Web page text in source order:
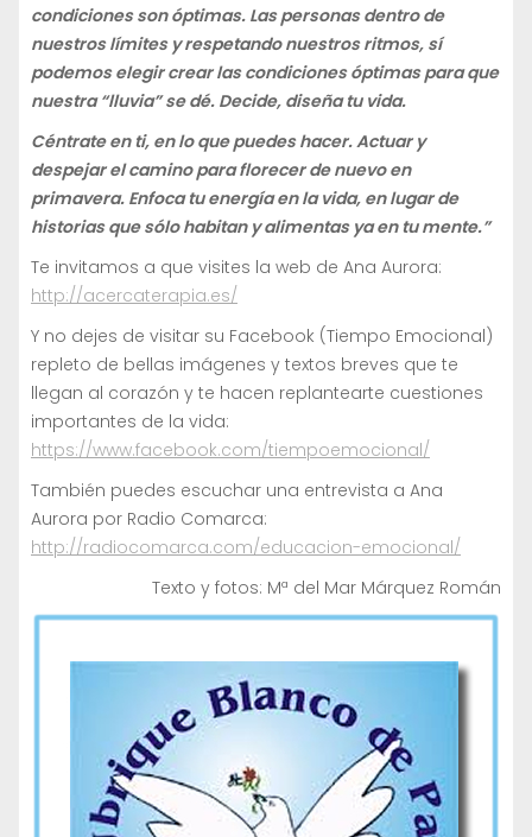
condiciones son óptimas. Las personas dentro de
nuestros límites y respetando nuestros ritmos, sí
podemos elegir crear las condiciones óptimas para que
nuestra “lluvia” se dé. Decide, diseña tu vida.
Céntrate en ti, en lo que puedes hacer. Actuar y
despejar el camino para florecer de nuevo en
primavera. Enfoca tu energía en la vida, en lugar de
historias que sólo habitan y alimentas ya en tu mente.”
Te invitamos a que visites la web de Ana Aurora:
http://acercaterapia.es/
Y no dejes de visitar su Facebook (Tiempo Emocional)
repleto de bellas imágenes y textos breves que te
llegan al corazón y te hacen replantearte cuestiones
importantes de la vida:
https://www.facebook.com/tiempoemocional/
También puedes escuchar una entrevista a Ana
Aurora por Radio Comarca:
http://radiocomarca.com/educacion-emocional/
Texto y fotos: Mª del Mar Márquez Román